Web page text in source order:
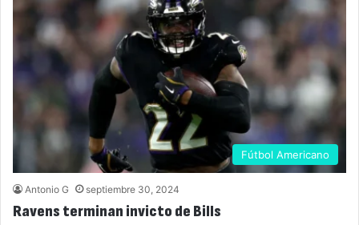
Fútbol Americano
Antonio G septiembre 30, 2024
Ravens terminan invicto de Bills